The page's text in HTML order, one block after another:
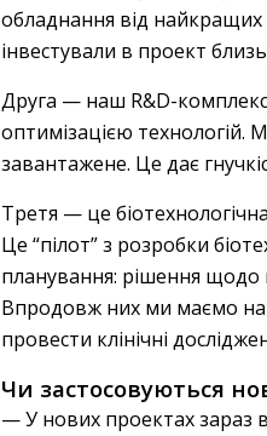
обладнання від найкращих
інвестували в проект
Друга — наш R&D-
оптимізацією
завантажене. Це дає
Третя — це
Це “пілот” з розробки
планування: рішення щодо
Впродовж них ми маємо
провести клінічні
Чи застосовуються
— У нових проектах зараз